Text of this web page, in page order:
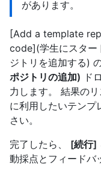
があります。
[Add a template
code](学生にスター
ジトリを追加する)
ポジトリの追加) ド
力します。 結果の
に利用したいテンプ
さい。
完了したら、 [続行]
動採点とフィードバ